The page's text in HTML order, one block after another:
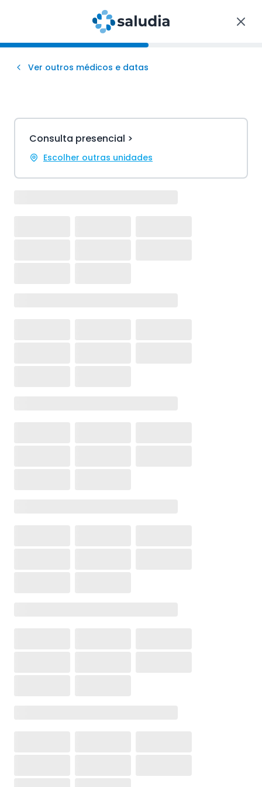
Ver outros médicos e datas
Consulta presencial >
Escolher outras unidades